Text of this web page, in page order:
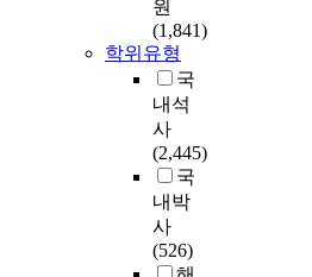
원
(1,841)
학위유형
국
내석
사
(2,445)
국
내박
사
(526)